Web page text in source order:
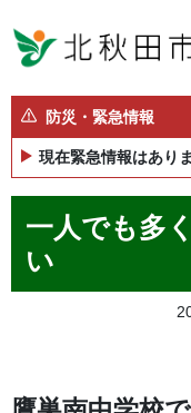
防災・緊急情報
現在緊急情報はあり
一人でも多
い